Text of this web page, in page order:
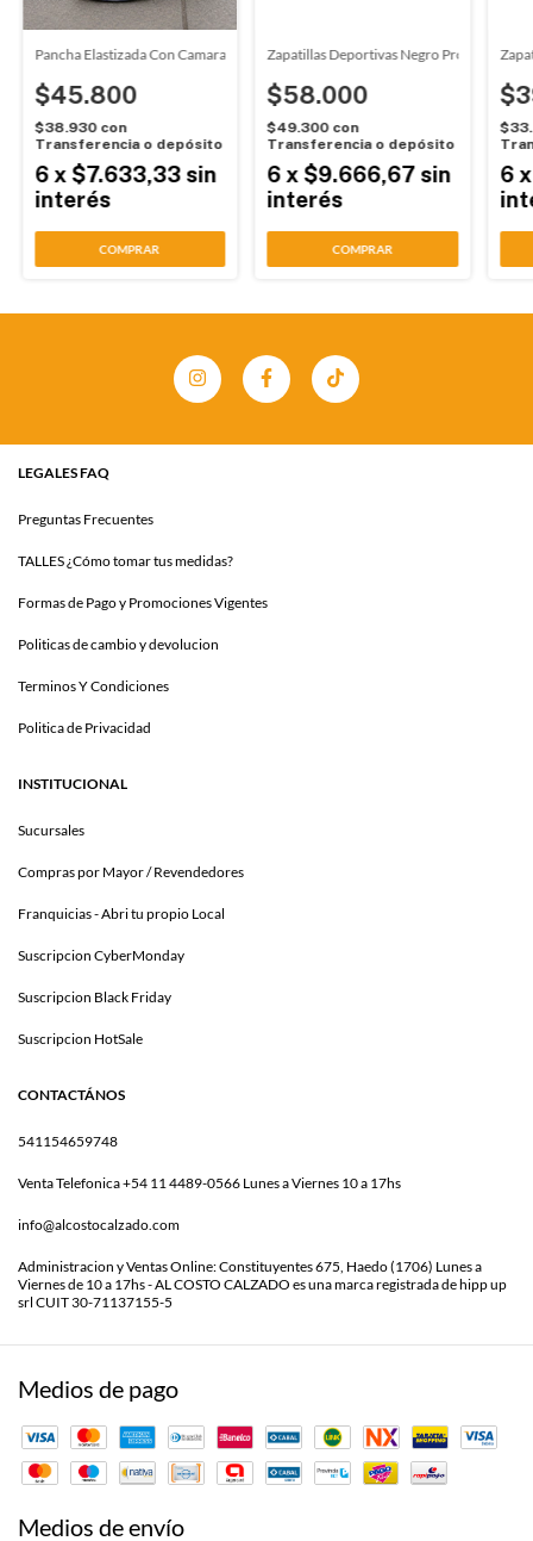
Step (7806)
Pancha Elastizada Con Camara Negro Wake (2591)
$45.800
$38.930 con
Transferencia o depósito
6 x$7.633,33 sin
interés
COMPRAR
Zapatillas Deportivas Negro Proforce
$58.000
$49.300 con
Transferencia o depósito
6 x$9.666,67 sin
interés
COMPRAR
6
LEGALES FAQ
Preguntas Frecuentes
TALLES ¿Cómo tomar tus medidas?
Formas de Pago y Promociones Vigentes
Politicas de cambio y devolucion
Terminos Y Condiciones
Politica de Privacidad
INSTITUCIONAL
Sucursales
Compras por Mayor / Revendedores
Franquicias - Abri tu propio Local
Suscripcion CyberMonday
Suscripcion Black Friday
Suscripcion HotSale
CONTACTÁNOS
541154659748
Venta Telefonica +54 11 4489-0566 Lunes a Viernes 10 a 17hs
info@alcostocalzado.com
Administracion y Ventas Online: Constituyentes 675, Haedo (1706) Lunes a
Viernes de 10 a 17hs - AL COSTO CALZADO es una marca registrada de hipp up
srl CUIT 30-71137155-5
Medios de pago
Medios de envío